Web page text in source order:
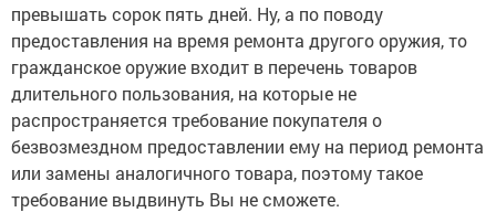
превышать сорок пять дней. Ну, а по поводу
предоставления на время ремонта другого оружия, то
гражданское оружие входит в перечень товаров
длительного пользования, на которые не
распространяется требование покупателя о
безвозмездном предоставлении ему на период ремонта
или замены аналогичного товара, поэтому такое
требование выдвинуть Вы не сможете.